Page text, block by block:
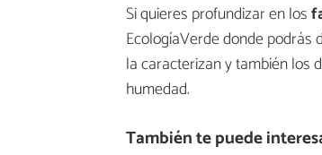
Si quieres profundizar en los
EcologíaVerde donde podrás
la caracterizan y también los
humedad.
También te puede